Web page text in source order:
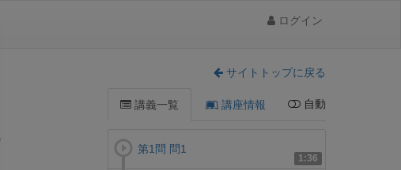
ログイン
サイトトップに戻る
講義一覧 講座情報 自動
1:36
第1問 問1